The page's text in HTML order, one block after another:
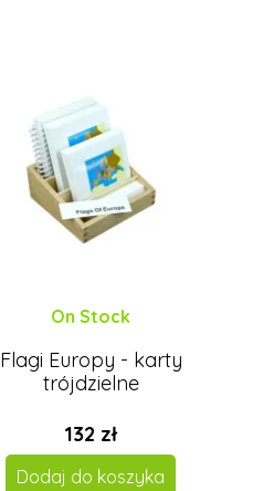
On Stock
Flagi Europy - karty
trójdzielne
132 zł
Dodaj do koszyka